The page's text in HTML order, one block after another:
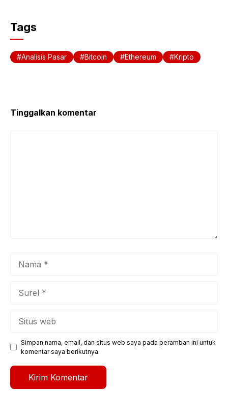
Tags
Analisis Pasar Bitcoin Ethereum Kripto
Tinggalkan komentar
Simpan nama, email, dan situs web saya pada peramban ini untuk
komentar saya berikutnya.